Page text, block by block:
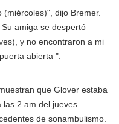
dijo Bremer.
amiga se despertó
y no encontraron a mi
abierta ".
que Glover estaba
2 am del jueves.
de sonambulismo.